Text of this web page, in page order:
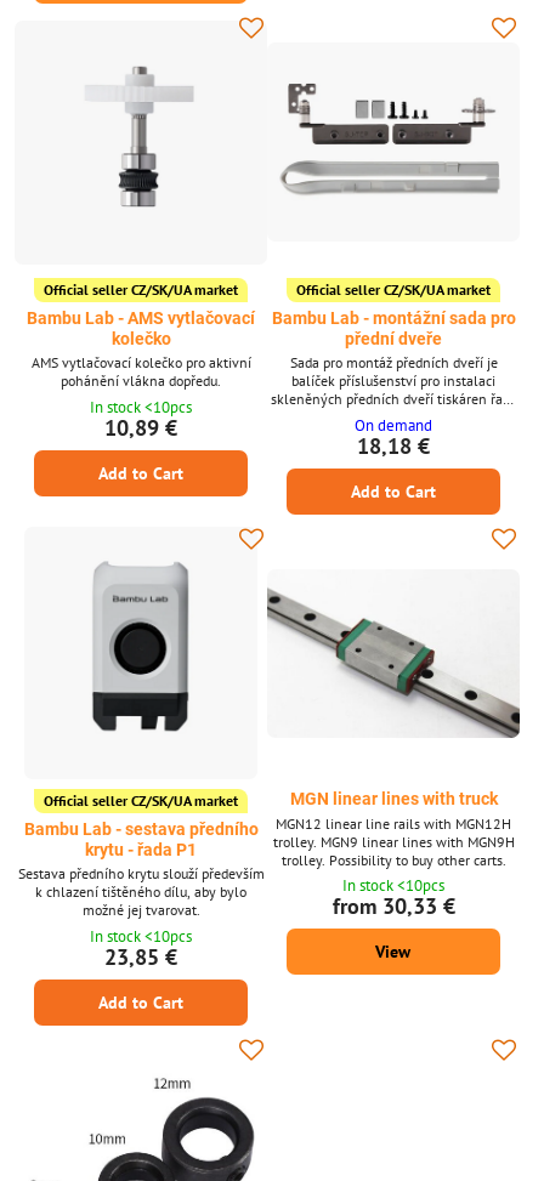
Official seller CZ/SK/UA market
Bambu Lab - AMS vytlačovací
kolečko
AMS vytlačovací kolečko pro aktivní
pohánění vlákna dopředu.
In stock <10pcs
10,89 €
Add to Cart
Official seller CZ/SK/UA market
Bambu Lab - montážní sada pro
přední dveře
Sada pro montáž předních dveří je
balíček příslušenství pro instalaci
skleněných předních dveří tiskáren řady
X1 a P1.
On demand
18,18 €
Add to Cart
Official seller CZ/SK/UA market
Bambu Lab - sestava předního
krytu - řada P1
Sestava předního krytu slouží především
k chlazení tištěného dílu, aby bylo
možné jej tvarovat.
In stock <10pcs
23,85 €
Add to Cart
MGN linear lines with truck
MGN12 linear line rails with MGN12H
trolley. MGN9 linear lines with MGN9H
trolley. Possibility to buy other carts.
In stock <10pcs
from 30,33 €
View